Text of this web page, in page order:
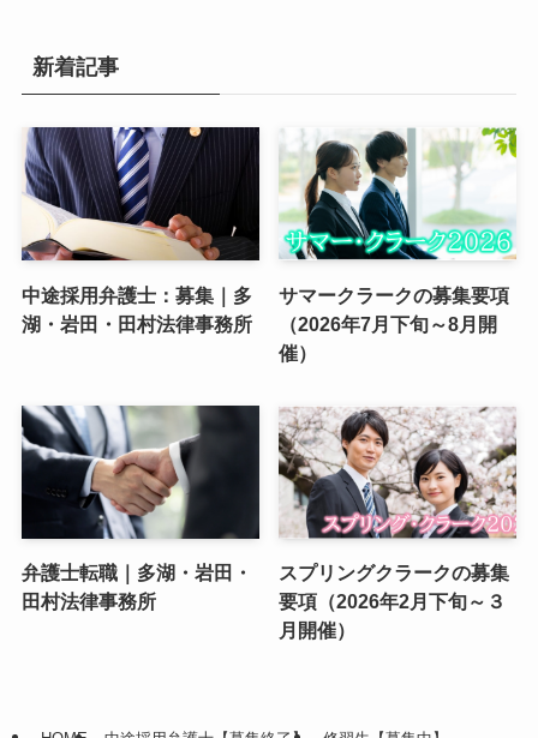
新着記事
中途採用弁護士：募集｜多
湖・岩田・田村法律事務所
サマークラークの募集要項
（2026年7月下旬～8月開
催）
弁護士転職｜多湖・岩田・
田村法律事務所
スプリングクラークの募集
要項（2026年2月下旬～３
月開催）